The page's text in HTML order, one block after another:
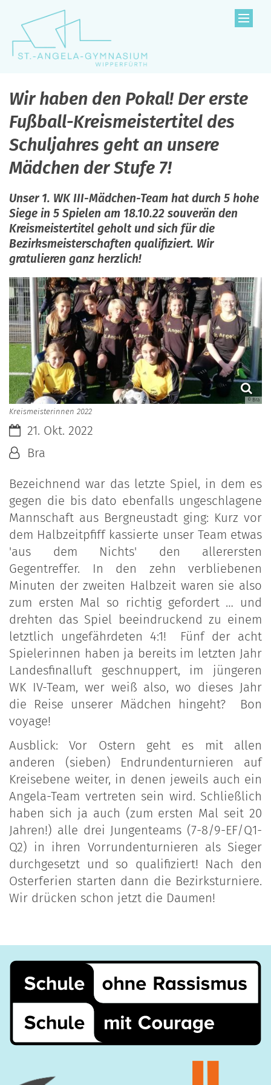
Zum Inhalt springen
Wir haben den Pokal! Der erste
Fußball-Kreismeistertitel des
Schuljahres geht an unsere
Mädchen der Stufe 7!
Unser 1. WK III-Mädchen-Team hat durch 5 hohe
Siege in 5 Spielen am 18.10.22 souverän den
Kreismeistertitel geholt und sich für die
Bezirksmeisterschaften qualifiziert. Wir
gratulieren ganz herzlich!
© Bra
Kreismeisterinnen 2022
Datum:21. Okt. 2022
Von:Bra
Bezeichnend war das letzte Spiel, in dem es
gegen die bis dato ebenfalls ungeschlagene
Mannschaft aus Bergneustadt ging: Kurz vor
dem Halbzeitpfiff kassierte unser Team etwas
'aus dem Nichts' den allerersten
Gegentreffer. In den zehn verbliebenen
Minuten der zweiten Halbzeit waren sie also
zum ersten Mal so richtig gefordert … und
drehten das Spiel beeindruckend zu einem
letztlich ungefährdeten 4:1! Fünf der acht
Spielerinnen haben ja bereits im letzten Jahr
Landesfinalluft geschnuppert, im jüngeren
WK IV-Team, wer weiß also, wo dieses Jahr
die Reise unserer Mädchen hingeht? Bon
voyage!
Ausblick: Vor Ostern geht es mit allen
anderen (sieben) Endrundenturnieren auf
Kreisebene weiter, in denen jeweils auch ein
Angela-Team vertreten sein wird. Schließlich
haben sich ja auch (zum ersten Mal seit 20
Jahren!) alle drei Jungenteams (7-8/9-EF/Q1-
Q2) in ihren Vorrundenturnieren als Sieger
durchgesetzt und so qualifiziert! Nach den
Osterferien starten dann die Bezirksturniere.
Wir drücken schon jetzt die Daumen!